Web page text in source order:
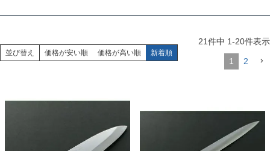
並び替え 価格が安い順 価格が高い順 新着順
21件中 1-20件表示
1 2